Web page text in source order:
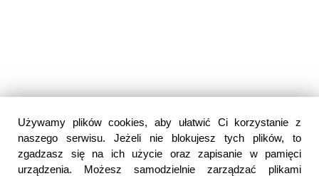
Używamy plików cookies, aby ułatwić Ci korzystanie z
naszego serwisu. Jeżeli nie blokujesz tych plików, to
zgadzasz się na ich użycie oraz zapisanie w pamięci
urządzenia. Możesz samodzielnie zarządzać plikami